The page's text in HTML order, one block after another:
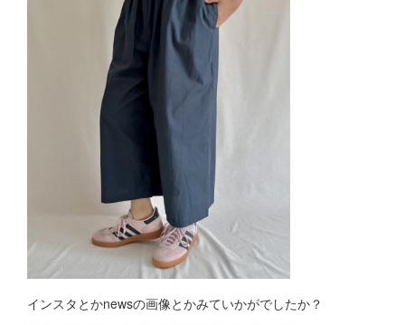
インスタとかnewsの画像とかみていかがでしたか？